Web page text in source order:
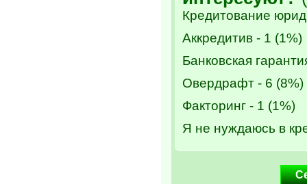
Кредитование
Аккредитив - 1 (1%)
Банковская
Овердрафт - 6 (8%)
Факторинг - 1 (1%)
Я не нуждаюсь в